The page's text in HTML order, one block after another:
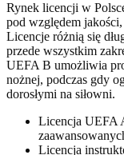
Rynek licencji w
pod względem
Licencje różnią się
przede wszystkim
UEFA B umożliwia
nożnej, podczas gdy
dorosłymi na siłowni.
Licencja UEFA
Licencja